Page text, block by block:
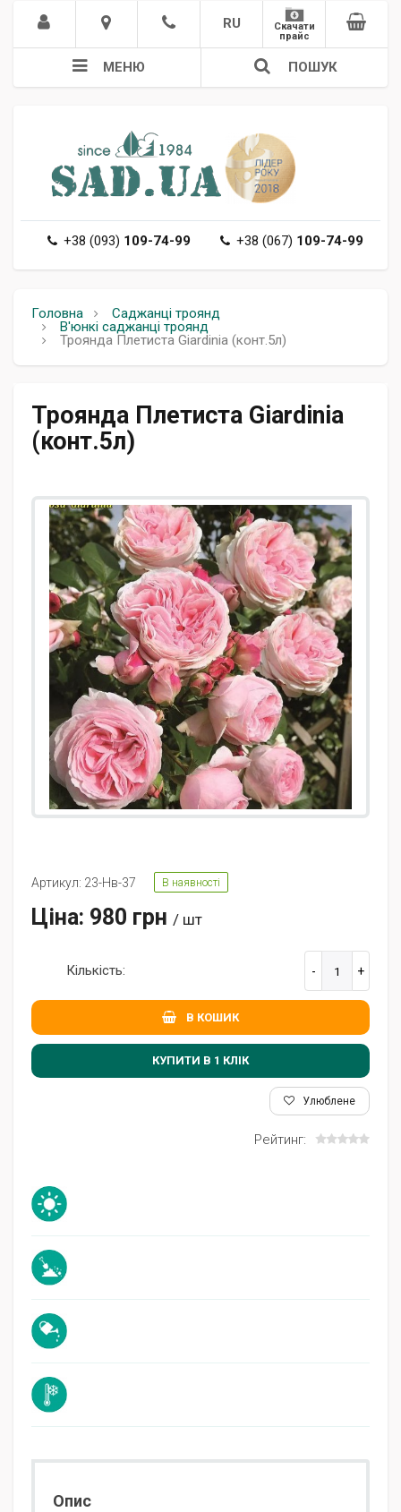
RU
Скачати
прайс
МЕНЮ ПОШУК
+38 (093) 109-74-99 +38 (067) 109-74-99
Головна
Саджанці троянд
В'юнкі саджанці троянд
Троянда Плетиста Giardinia (конт.5л)
Троянда Плетиста Giardinia
(конт.5л)
Артикул: 23-Нв-37 В наявності
Ціна: 980 грн / шт
Кількість:
В КОШИК
КУПИТИ В 1 КЛIК
Улюблене
Рейтинг:
Опис